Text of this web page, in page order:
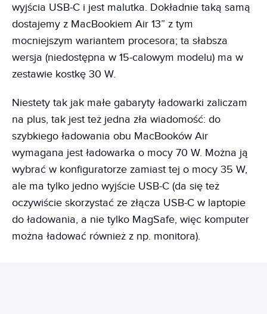
wyjścia USB-C i jest malutka. Dokładnie taką samą
dostajemy z MacBookiem Air 13” z tym
mocniejszym wariantem procesora; ta słabsza
wersja (niedostępna w 15-calowym modelu) ma w
zestawie kostkę 30 W.
Niestety tak jak małe gabaryty ładowarki zaliczam
na plus, tak jest też jedna zła wiadomość: do
szybkiego ładowania obu MacBooków Air
wymagana jest ładowarka o mocy 70 W. Można ją
wybrać w konfiguratorze zamiast tej o mocy 35 W,
ale ma tylko jedno wyjście USB-C (da się też
oczywiście skorzystać ze złącza USB-C w laptopie
do ładowania, a nie tylko MagSafe, więc komputer
można ładować również z np. monitora).